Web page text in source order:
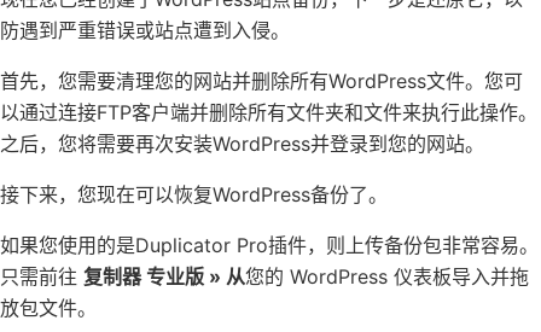
防遇到严重错误或站点遭到入侵。
首先，您需要清理您的网站并删除所有WordPress文件。您可
以通过连接FTP客户端并删除所有文件夹和文件来执行此操作。
之后，您将需要再次安装WordPress并登录到您的网站。
接下来，您现在可以恢复WordPress备份了。
如果您使用的是Duplicator Pro插件，则上传备份包非常容易。
只需前往 复制器 专业版 » 从您的 WordPress 仪表板导入并拖
放包文件。